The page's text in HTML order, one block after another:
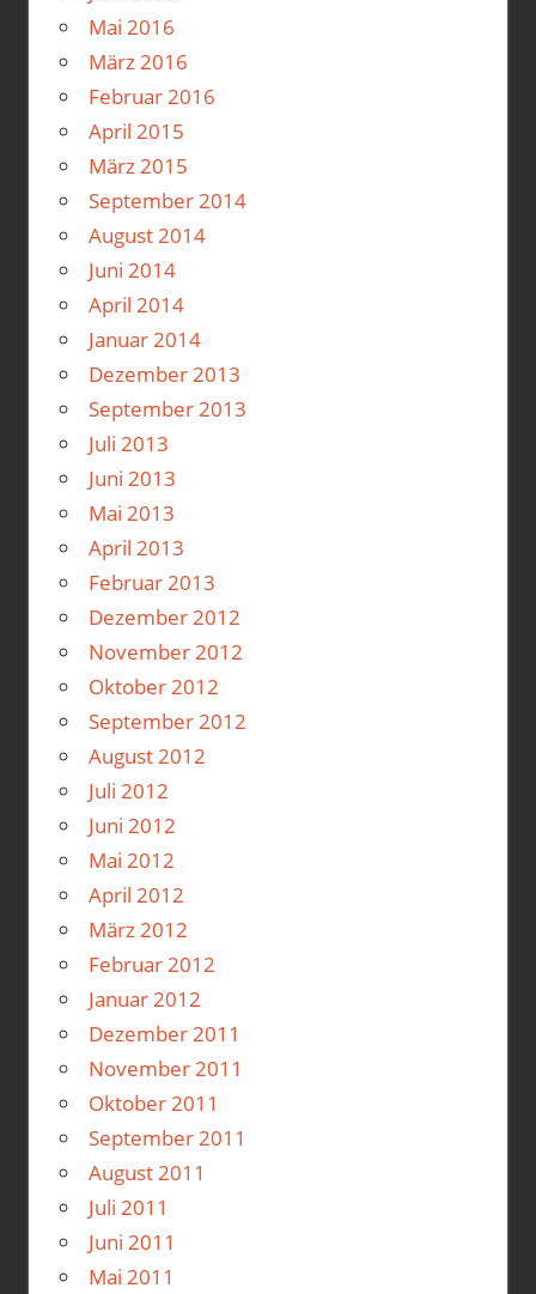
Mai 2016
März 2016
Februar 2016
April 2015
März 2015
September 2014
August 2014
Juni 2014
April 2014
Januar 2014
Dezember 2013
September 2013
Juli 2013
Juni 2013
Mai 2013
April 2013
Februar 2013
Dezember 2012
November 2012
Oktober 2012
September 2012
August 2012
Juli 2012
Juni 2012
Mai 2012
April 2012
März 2012
Februar 2012
Januar 2012
Dezember 2011
November 2011
Oktober 2011
September 2011
August 2011
Juli 2011
Juni 2011
Mai 2011